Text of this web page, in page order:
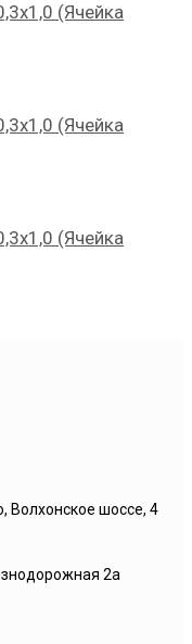
(Ячейка
(Ячейка
(Ячейка
Волхонское шоссе, 4
2а